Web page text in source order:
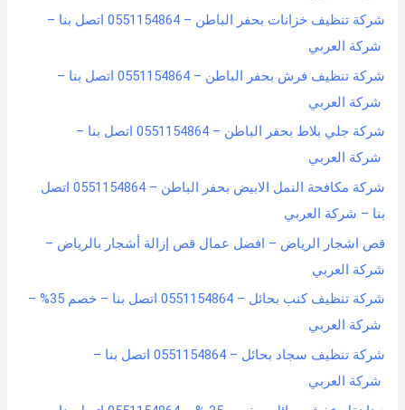
شركة تنظيف خزانات بحفر الباطن – 0551154864 اتصل بنا –
شركة العربي
شركة تنظيف فرش بحفر الباطن – 0551154864 اتصل بنا –
شركة العربي
شركة جلي بلاط بحفر الباطن – 0551154864 اتصل بنا –
شركة العربي
شركة مكافحة النمل الابيض بحفر الباطن – 0551154864 اتصل
بنا – شركة العربي
قص اشجار الرياض – افضل عمال قص إزالة أشجار بالرياض –
شركة العربي
شركة تنظيف كنب بحائل – 0551154864 اتصل بنا – خصم 35% –
شركة العربي
شركة تنظيف سجاد بحائل – 0551154864 اتصل بنا –
شركة العربي